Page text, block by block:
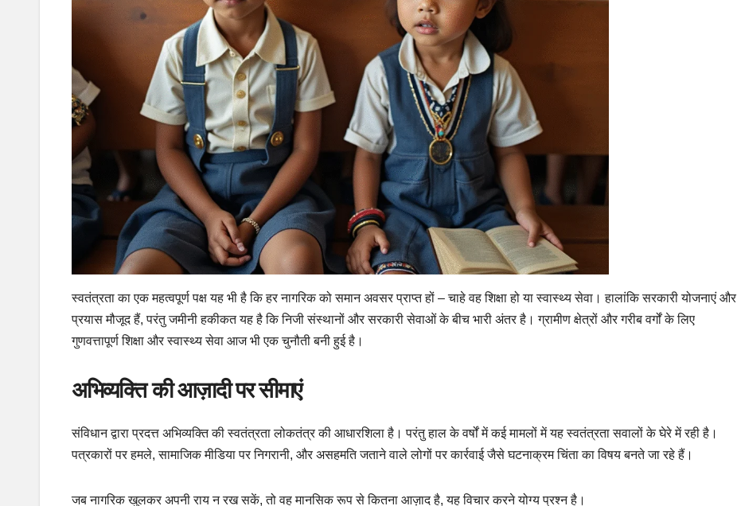
स्वतंत्रता का एक महत्वपूर्ण पक्ष यह भी है कि हर नागरिक को समान अवसर प्राप्त हों – चाहे वह शिक्षा हो या स्वास्थ्य सेवा। हालांकि सरकारी योजनाएं और
प्रयास मौजूद हैं, परंतु जमीनी हकीकत यह है कि निजी संस्थानों और सरकारी सेवाओं के बीच भारी अंतर है। ग्रामीण क्षेत्रों और गरीब वर्गों के लिए
गुणवत्तापूर्ण शिक्षा और स्वास्थ्य सेवा आज भी एक चुनौती बनी हुई है।
अभिव्यक्ति की आज़ादी पर सीमाएं
संविधान द्वारा प्रदत्त अभिव्यक्ति की स्वतंत्रता लोकतंत्र की आधारशिला है। परंतु हाल के वर्षों में कई मामलों में यह स्वतंत्रता सवालों के घेरे में रही है।
पत्रकारों पर हमले, सामाजिक मीडिया पर निगरानी, और असहमति जताने वाले लोगों पर कार्रवाई जैसे घटनाक्रम चिंता का विषय बनते जा रहे हैं।
जब नागरिक खुलकर अपनी राय न रख सकें, तो वह मानसिक रूप से कितना आज़ाद है, यह विचार करने योग्य प्रश्न है।